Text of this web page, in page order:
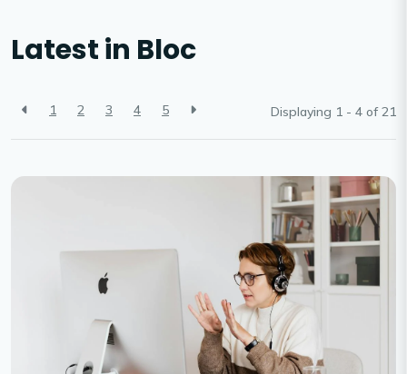
Latest in Bloc
1 2 3 4 5 Displaying 1 - 4 of21